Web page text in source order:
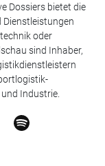
Dossiers bietet die
oder
sind Inhaber,
Industrie.